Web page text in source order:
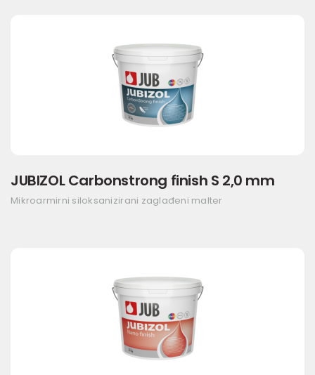
JUBIZOL Carbonstrong finish S 2,0 mm
Mikroarmirni siloksanizirani zaglađeni malter